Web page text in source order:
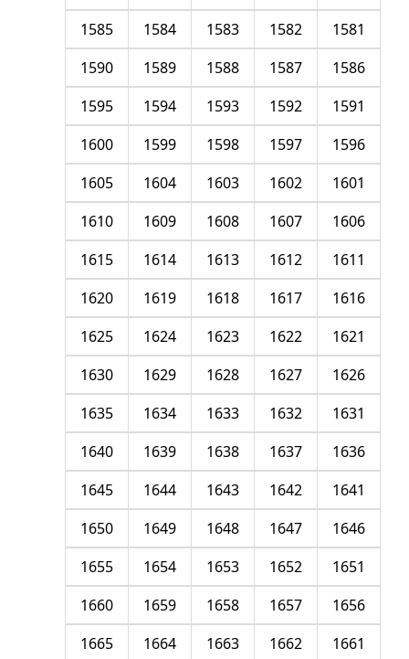
1581
1582
1583
1584
1585
1586
1587
1588
1589
1590
1591
1592
1593
1594
1595
1596
1597
1598
1599
1600
1601
1602
1603
1604
1605
1606
1607
1608
1609
1610
1611
1612
1613
1614
1615
1616
1617
1618
1619
1620
1621
1622
1623
1624
1625
1626
1627
1628
1629
1630
1631
1632
1633
1634
1635
1636
1637
1638
1639
1640
1641
1642
1643
1644
1645
1646
1647
1648
1649
1650
1651
1652
1653
1654
1655
1656
1657
1658
1659
1660
1661
1662
1663
1664
1665